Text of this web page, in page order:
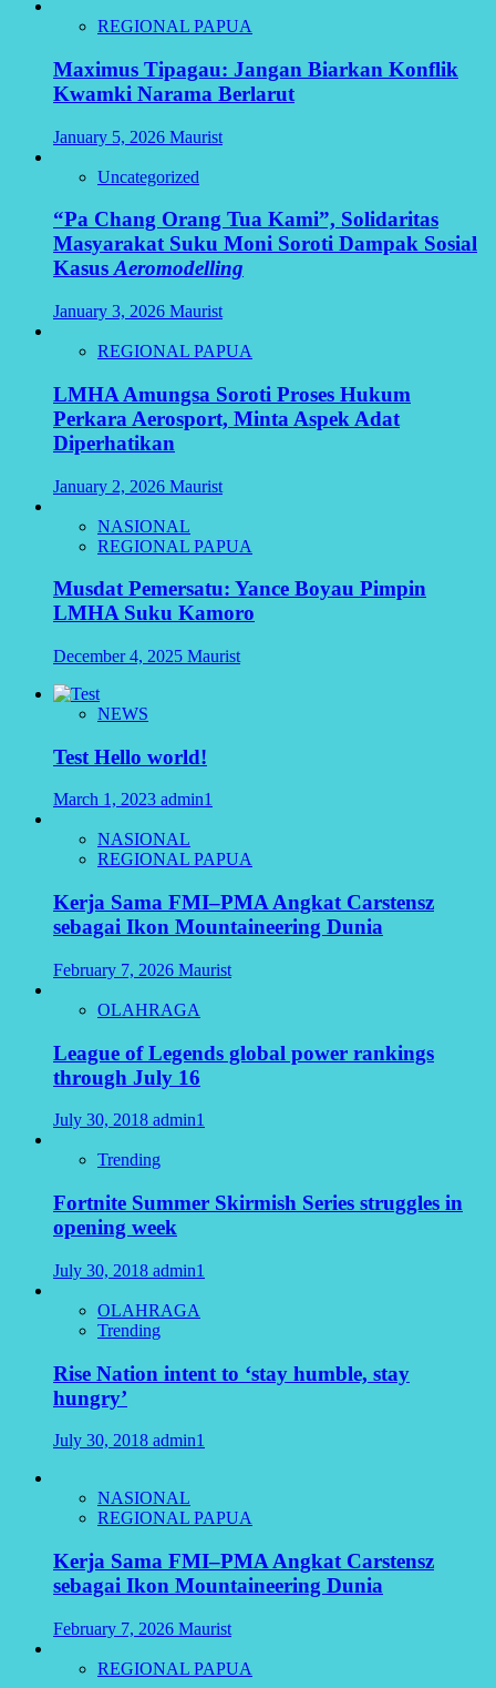
REGIONAL PAPUA
Maximus Tipagau: Jangan Biarkan Konflik
Kwamki Narama Berlarut
January 5, 2026 Maurist
Uncategorized
“Pa Chang Orang Tua Kami”, Solidaritas
Masyarakat Suku Moni Soroti Dampak Sosial
KasusAeromodelling
January 3, 2026 Maurist
REGIONAL PAPUA
LMHA Amungsa Soroti Proses Hukum
Perkara Aerosport, Minta Aspek Adat
Diperhatikan
January 2, 2026 Maurist
NASIONAL
REGIONAL PAPUA
Musdat Pemersatu: Yance Boyau Pimpin
LMHA Suku Kamoro
December 4, 2025 Maurist
NEWS
Test Hello world!
March 1, 2023 admin1
NASIONAL
REGIONAL PAPUA
Kerja Sama FMI–PMA Angkat Carstensz
sebagai Ikon Mountaineering Dunia
February 7, 2026 Maurist
OLAHRAGA
League of Legends global power rankings
through July 16
July 30, 2018 admin1
Trending
Fortnite Summer Skirmish Series struggles in
opening week
July 30, 2018 admin1
OLAHRAGA
Trending
Rise Nation intent to ‘stay humble, stay
hungry’
July 30, 2018 admin1
NASIONAL
REGIONAL PAPUA
Kerja Sama FMI–PMA Angkat Carstensz
sebagai Ikon Mountaineering Dunia
February 7, 2026 Maurist
REGIONAL PAPUA